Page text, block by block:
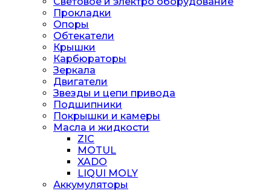
Прокладки
Опоры
Обтекатели
Крышки
Карбюраторы
Зеркала
Двигатели
Звезды и цепи привода
Подшипники
Покрышки и камеры
Масла и жидкости
ZIC
MOTUL
XADO
LIQUI MOLY
Аккумуляторы